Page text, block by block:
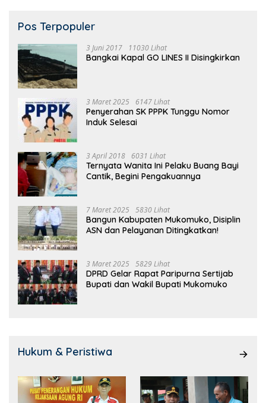
Pos Terpopuler
3 Juni 2017 11030 Lihat
Bangkai Kapal GO LINES II Disingkirkan
3 Maret 2025 6147 Lihat
Penyerahan SK PPPK Tunggu Nomor
Induk Selesai
3 April 2018 6031 Lihat
Ternyata Wanita Ini Pelaku Buang Bayi
Cantik, Begini Pengakuannya
7 Maret 2025 5830 Lihat
Bangun Kabupaten Mukomuko, Disiplin
ASN dan Pelayanan Ditingkatkan!
3 Maret 2025 5829 Lihat
DPRD Gelar Rapat Paripurna Sertijab
Bupati dan Wakil Bupati Mukomuko
Hukum & Peristiwa